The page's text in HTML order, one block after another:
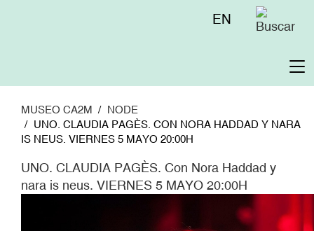
Menú
EN
MUSEO CA2M
NODE
UNO. CLAUDIA PAGÈS. CON NORA HADDAD Y NARA
IS NEUS. VIERNES 5 MAYO 20:00H
UNO. CLAUDIA PAGÈS. Con Nora Haddad y
nara is neus. VIERNES 5 MAYO 20:00H